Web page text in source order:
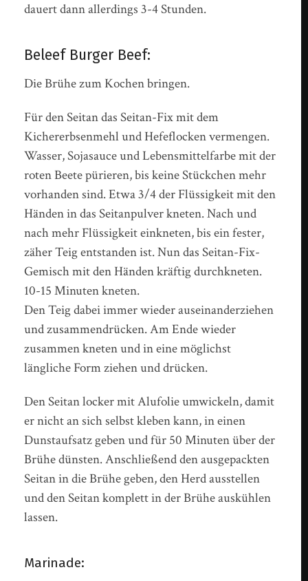
dauert dann allerdings 3-4 Stunden.
Beleef Burger Beef:
Die Brühe zum Kochen bringen.
Für den Seitan das Seitan-Fix mit dem
Kichererbsenmehl und Hefeflocken vermengen.
Wasser, Sojasauce und Lebensmittelfarbe mit der
roten Beete pürieren, bis keine Stückchen mehr
vorhanden sind. Etwa 3/4 der Flüssigkeit mit den
Händen in das Seitanpulver kneten. Nach und
nach mehr Flüssigkeit einkneten, bis ein fester,
zäher Teig entstanden ist. Nun das Seitan-Fix-
Gemisch mit den Händen kräftig durchkneten.
10-15 Minuten kneten.
Den Teig dabei immer wieder auseinanderziehen
und zusammendrücken. Am Ende wieder
zusammen kneten und in eine möglichst
längliche Form ziehen und drücken.
Den Seitan locker mit Alufolie umwickeln, damit
er nicht an sich selbst kleben kann, in einen
Dunstaufsatz geben und für 50 Minuten über der
Brühe dünsten. Anschließend den ausgepackten
Seitan in die Brühe geben, den Herd ausstellen
und den Seitan komplett in der Brühe auskühlen
lassen.
Marinade: